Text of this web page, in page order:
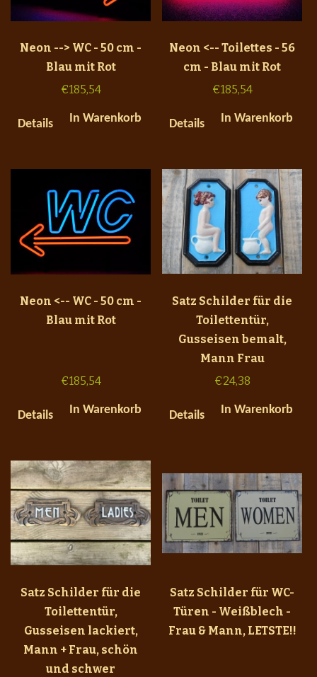
Neon --> WC - 50 cm -
Blau mit Rot
€185,54
Details In Warenkorb
Neon <-- Toilettes - 56
cm - Blau mit Rot
€185,54
Details In Warenkorb
Neon <-- WC - 50 cm -
Blau mit Rot
€185,54
Details In Warenkorb
Satz Schilder für die
Toilettentür,
Gusseisen bemalt,
Mann Frau
€24,38
Details In Warenkorb
Satz Schilder für die
Toilettentür,
Gusseisen lackiert,
Mann + Frau, schön
und schwer
Satz Schilder für WC-
Türen - Weißblech -
Frau & Mann, LETSTE!!